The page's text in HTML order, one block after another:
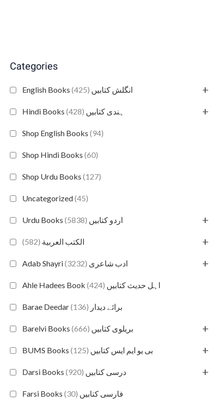
Categories
English Books انگلش کتابیں (425) +
Hindi Books ہندی کتابیں (428) +
Shop English Books (94)
Shop Hindi Books (60)
Shop Urdu Books (127)
Uncategorized(45)
Urdu Books اردو کتابیں (5838) +
الكتب العربية (582) +
Adab Shayri ادب شاعری (3232) +
Ahle Hadees Book اہل حدیث کتابیں (424)
Barae Deedar برائے دیدار (136)
Barelvi Books بریلوی کتابیں (666) +
BUMS Books بی یو ایم ایس کتابیں (125) +
Darsi Books درسی کتابیں (920) +
Farsi Books فارسی کتابیں (30)